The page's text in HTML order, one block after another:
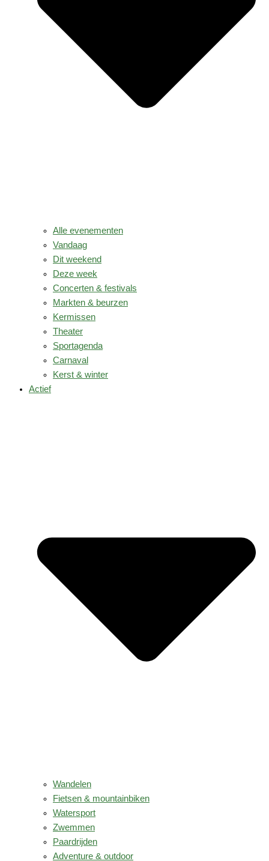
Alle evenementen
Vandaag
Dit weekend
Deze week
Concerten & festivals
Markten & beurzen
Kermissen
Theater
Sportagenda
Carnaval
Kerst & winter
Actief
Wandelen
Fietsen & mountainbiken
Watersport
Zwemmen
Paardrijden
Adventure & outdoor